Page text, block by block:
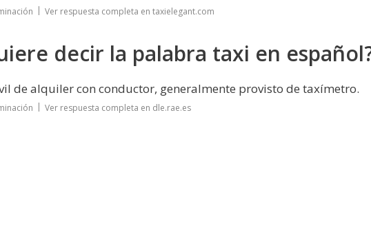
Ver respuesta completa en taxielegant.com
decir la palabra taxi en
de alquiler con conductor, generalmente provisto de taxímetro.
Ver respuesta completa en dle.rae.es